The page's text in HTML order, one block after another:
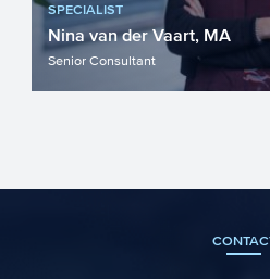
SPECIALIST
Nina van der Vaart, MA
Senior Consultant